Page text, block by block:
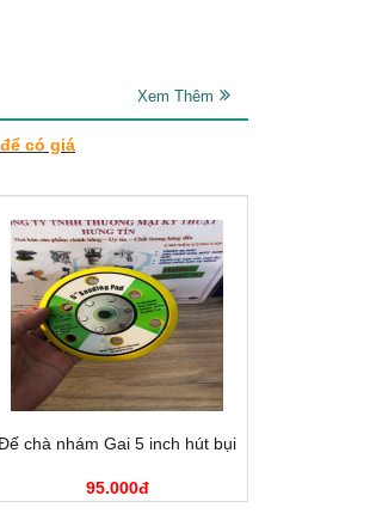
Xem Thêm
có giá
chà nhám Gai 5 inch hút bụi
95.000đ